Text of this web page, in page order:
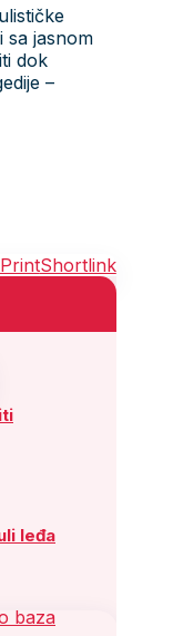
sa jasnom
dok
–
PrintShortlink
leđa